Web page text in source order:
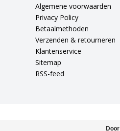
Algemene voorwaarden
Privacy Policy
Betaalmethoden
Verzenden & retourneren
Klantenservice
Sitemap
RSS-feed